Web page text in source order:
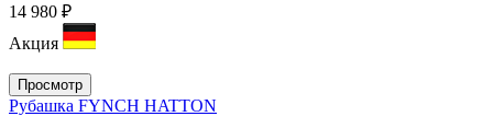
14 980 ₽
Акция
Просмотр
Рубашка FYNCH HATTON